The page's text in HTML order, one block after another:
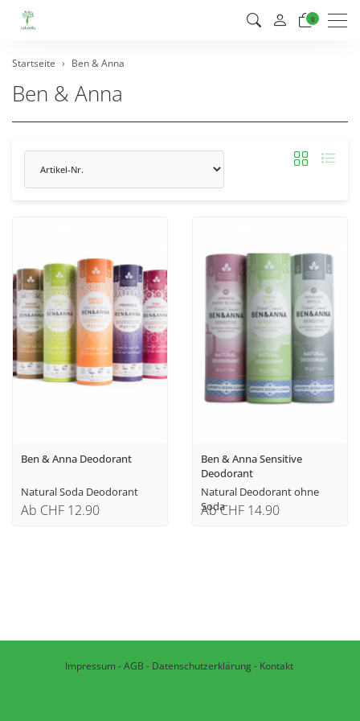
0
Startseite Ben & Anna
Ben & Anna
Sortierung
Ben & Anna Deodorant
Natural Soda Deodorant
Ab CHF 12.90
Ben & Anna Sensitive
Deodorant
Natural Deodorant ohne
Soda
Ab CHF 14.90
Impressum -AGB - Datenschutzerklärung - Kontakt